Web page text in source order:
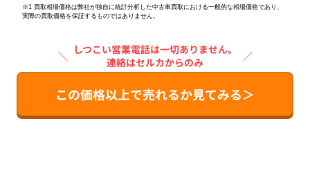
※1 買取相場価格は弊社が独自に統計分析した中古車買取における一般的な相場価格であり、
実際の買取価格を保証するものではありません。
＼ しつこい営業電話は一切ありません。
連絡はセルカからのみ
／
この価格以上で売れるか見てみる＞